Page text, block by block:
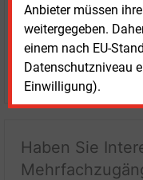
Anbieter müssen
weitergegeben.
einem nach EU-
Datenschutzniveau
Einwilligung).
LOGIN
Haben Sie